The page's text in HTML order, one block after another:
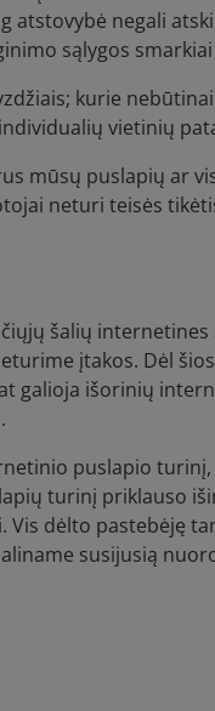
atstovybė negali
sąlygos
kurie
vietinių
mūsų puslapių ar
neturi teisės
šalių internetines
įtakos. Dėl
galioja išorinių
puslapio
turinį priklauso
dėlto pastebėję
susijusią